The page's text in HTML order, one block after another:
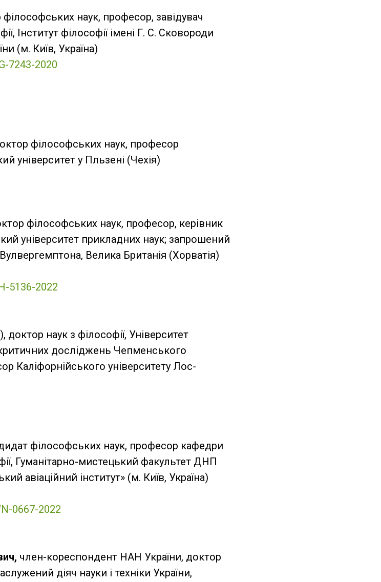
філософських наук, професор, завідувач
Інститут філософії імені Г. С. Сковороди
(м. Київ, Україна)
7243-2020
філософських наук, професор
університет у Пльзені (Чехія)
філософських наук, професор, керівник
університет прикладних наук; запрошений
Велика Британія (Хорватія)
5136-2022
доктор наук з філософії, Університет
досліджень Чепменського
Каліфорнійського університету Лос-
філософських наук, професор кафедри
Гуманітарно-мистецький фaкультет ДНП
авіаційний інститут» (м. Київ, Україна)
0667-2022
член-кореспондент НАН України, доктор
діяч науки і техніки України,